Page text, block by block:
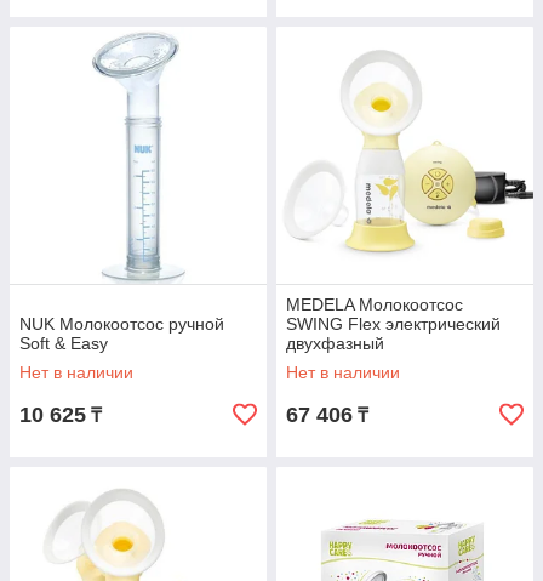
NUK Молокоотсос ручной
Soft & Easy
Нет в наличии
10 625 ₸
MEDELA Молокоотсос
SWING Flex электрический
двухфазный
Нет в наличии
67 406 ₸